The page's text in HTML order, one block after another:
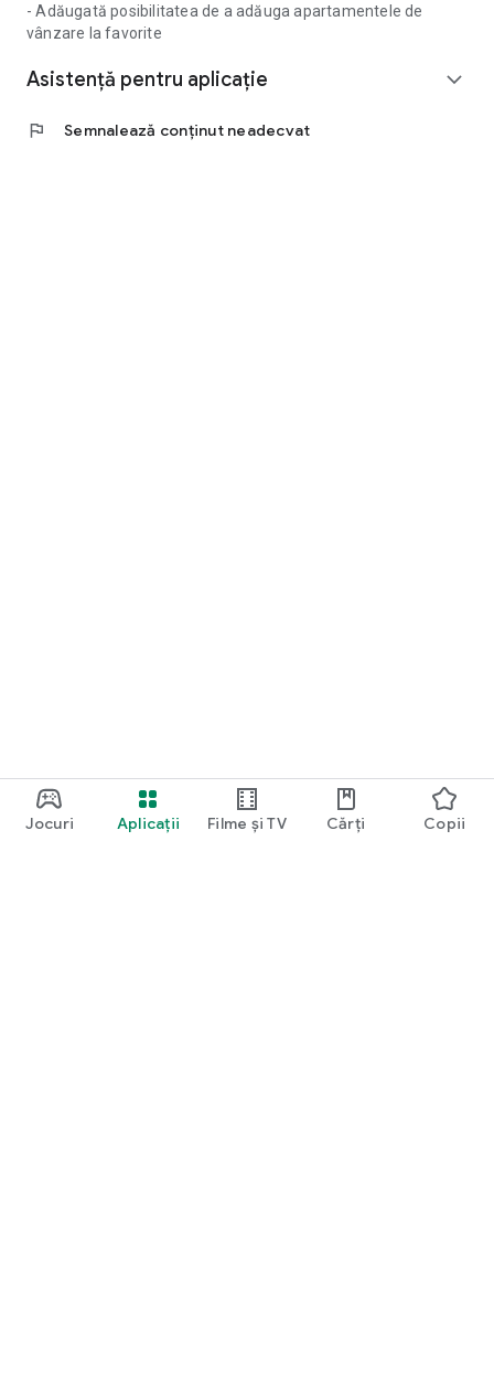
Jocuri Aplicații Filme și TV Cărți Copii
- Adăugată posibilitatea de a adăuga apartamentele de
vânzare la favorite
Asistență pentru aplicație expand_more
flag Semnalează conținut neadecvat